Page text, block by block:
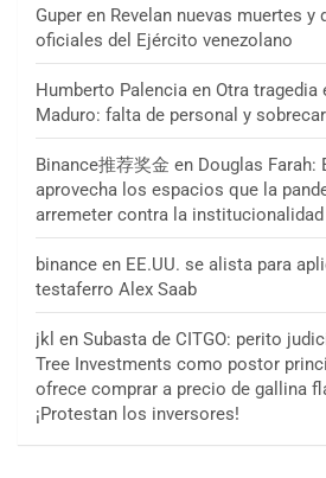
Guper en Revelan nuevas muertes y
oficiales del Ejército venezolano
Humberto Palencia en Otra tragedia
Maduro: falta de personal y
Binance推荐奖金 en Douglas Farah:
aprovecha los espacios que la
arremeter contra la
binance en EE.UU. se alista para
testaferro Alex Saab
jkl en Subasta de CITGO: perito
Tree Investments como postor
ofrece comprar a precio de gallina
¡Protestan los inversores!